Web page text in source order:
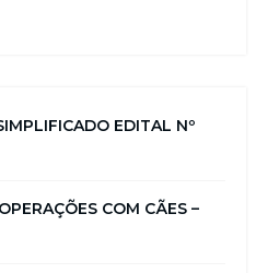
EDITAL Nº
COM CÃES –